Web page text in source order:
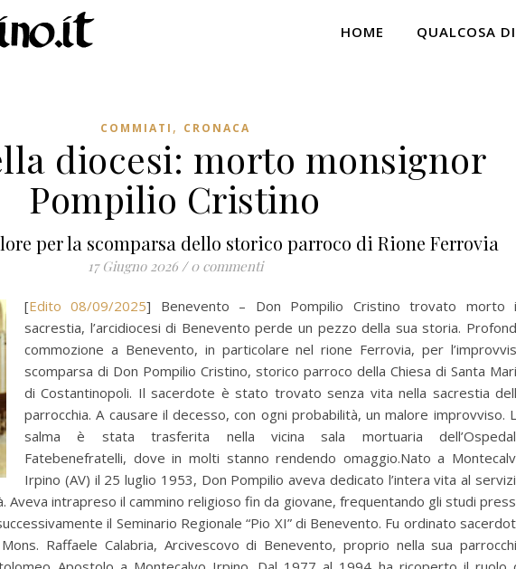
HOME QUALCOSA
COMMIATI , CRONACA
diocesi: morto monsignor
Pompilio Cristino
per la scomparsa dello storico parroco di Rione Ferrovia
17 Giugno 2026 / 0 commenti
[Edito 08/09/2025] Benevento – Don Pompilio Cristino trovato morto
sacrestia, l’arcidiocesi di Benevento perde un pezzo della sua storia.
commozione a Benevento, in particolare nel rione Ferrovia, per
scomparsa di Don Pompilio Cristino, storico parroco della Chiesa di Santa
di Costantinopoli. Il sacerdote è stato trovato senza vita nella sacrestia
parrocchia. A causare il decesso, con ogni probabilità, un malore improvviso.
salma è stata trasferita nella vicina sala mortuaria
Fatebenefratelli, dove in molti stanno rendendo omaggio.Nato a
Irpino (AV) il 25 luglio 1953, Don Pompilio aveva dedicato l’intera vita al
Aveva intrapreso il cammino religioso fin da giovane, frequentando gli studi
il Seminario Regionale “Pio XI” di Benevento. Fu ordinato
Raffaele Calabria, Arcivescovo di Benevento, proprio nella sua